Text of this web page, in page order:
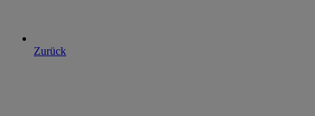
Zurück